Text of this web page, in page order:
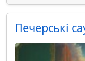
Печерські